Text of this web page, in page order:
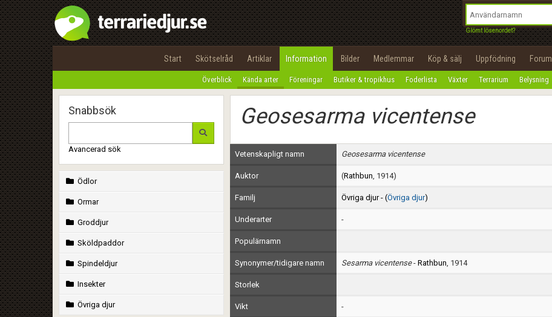
Glömt lösenordet?
Start Skötselråd Artiklar Information Bilder Medlemmar Köp & sälj Uppfödning Forum
Överblick Kända arter Föreningar Butiker & tropikhus Foderlista Växter Terrarium Belysning
Snabbsök
Avancerad sök
Ödlor
Ormar
Groddjur
Sköldpaddor
Spindeldjur
Insekter
Övriga djur
Geosesarma vicentense
Vetenskapligt namn Geosesarma vicentense
Auktor (Rathbun, 1914)
Familj Övriga djur - (Övriga djur)
Underarter -
Populärnamn
Synonymer/tidigare namn Sesarma vicentense- Rathbun, 1914
Storlek
Vikt -
Utför
100%
OK
integritetspolicy
Namn:
Epost:
Användarnamn:
Lösenord:
Privacy Policy
Terms of Service
Begär nytt lösenord
Tillbaka till förstasidan